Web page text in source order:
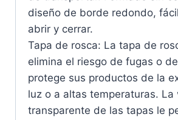
diseño de borde redondo,
abrir y cerrar.
Tapa de rosca: La tapa de
elimina el riesgo de fugas o
protege sus productos de la
luz o a altas temperaturas. La
transparente de las tapas le